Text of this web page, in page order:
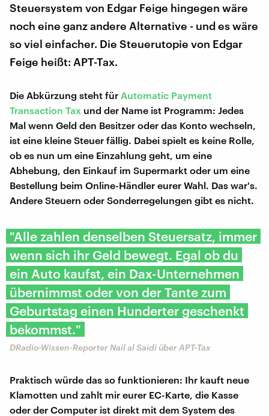
Steuersystem von Edgar Feige hingegen wäre
noch eine ganz andere Alternative - und es wäre
so viel einfacher. Die Steuerutopie von Edgar
Feige heißt: APT-Tax.
Die Abkürzung steht für Automatic Payment
Transaction Tax und der Name ist Programm: Jedes
Mal wenn Geld den Besitzer oder das Konto wechseln,
ist eine kleine Steuer fällig. Dabei spielt es keine Rolle,
ob es nun um eine Einzahlung geht, um eine
Abhebung, den Einkauf im Supermarkt oder um eine
Bestellung beim Online-Händler eurer Wahl. Das war's.
Andere Steuern oder Sonderregelungen gibt es nicht.
"Alle zahlen denselben Steuersatz, immer
wenn sich ihr Geld bewegt. Egal ob du
ein Auto kaufst, ein Dax-Unternehmen
übernimmst oder von der Tante zum
Geburtstag einen Hunderter geschenkt
bekommst."
DRadio-Wissen-Reporter Nail al Saidi über APT-Tax
Praktisch würde das so funktionieren: Ihr kauft neue
Klamotten und zahlt mir eurer EC-Karte, die Kasse
oder der Computer ist direkt mit dem System des